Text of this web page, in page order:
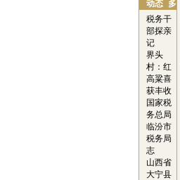
简
介
动态 多
税务干
部探亲
记
界头
村：红
高粱喜
获丰收
国家税
务总局
临汾市
税务局
志
山西省
大宁县